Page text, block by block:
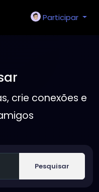
Participar
crie conexões e
Pesquisar